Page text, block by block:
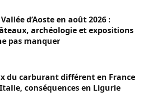
d’Aoste en août 2026 :
archéologie et expositions
pas manquer
du carburant différent en France
conséquences en Ligurie